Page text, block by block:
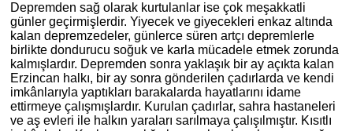
Depremden sağ olarak kurtulanlar ise çok meşakkatli
günler geçirmişlerdir. Yiyecek ve giyecekleri enkaz altında
kalan depremzedeler, günlerce süren artçı depremlerle
birlikte dondurucu soğuk ve karla mücadele etmek zorunda
kalmışlardır. Depremden sonra yaklaşık bir ay açıkta kalan
Erzincan halkı, bir ay sonra gönderilen çadırlarda ve kendi
imkânlarıyla yaptıkları barakalarda hayatlarını idame
ettirmeye çalışmışlardır. Kurulan çadırlar, sahra hastaneleri
ve aş evleri ile halkın yaraları sarılmaya çalışılmıştır. Kısıtlı